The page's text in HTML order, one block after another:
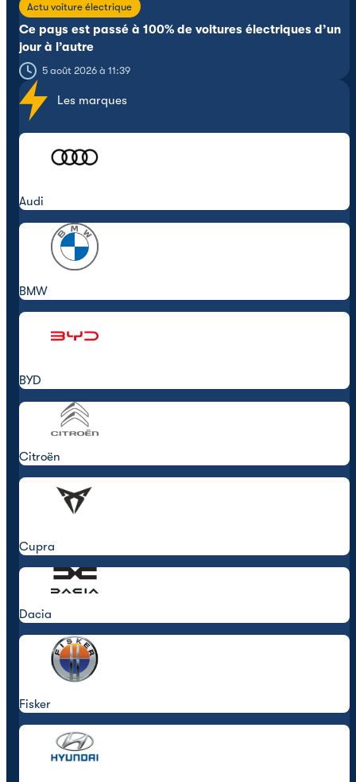
Actu voiture électrique
Ce pays est passé à 100% de voitures électriques d’un
jour à l’autre
5 août 2026 à 11:39
Les marques
Audi
BMW
BYD
Citroën
Cupra
Dacia
Fisker